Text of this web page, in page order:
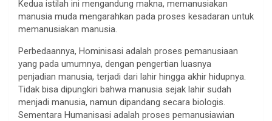
Kedua istilah ini mengandung makna, memanusiakan
manusia muda mengarahkan pada proses kesadaran untuk
memanusiakan manusia.
Perbedaannya, Hominisasi adalah proses pemanusiaan
yang pada umumnya, dengan pengertian luasnya
penjadian manusia, terjadi dari lahir hingga akhir hidupnya.
Tidak bisa dipungkiri bahwa manusia sejak lahir sudah
menjadi manusia, namun dipandang secara biologis.
Sementara Humanisasi adalah proses pemanusiawian